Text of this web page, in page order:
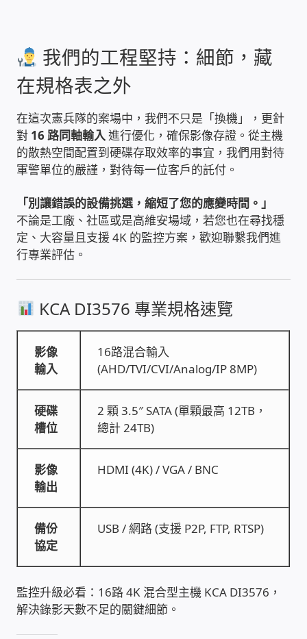
數位廣告看板播放器
電腦 工具 軟體 手冊
網路規劃架設
NAS到府安裝服務
出租套房出租 網路維護管理 房東免煩惱
WIFI Wi-Fi 無線熱點 無線網路
網路硬體設備
居易科技DrayTek/裕笠科技Ublink
印表列印伺服器
虛擬機 Virtual machine VirtualBox Hyper-V
VMware
網路 到府檢測 連線設定
光纖網路
我們的工程堅持：細節，藏
在規格表之外
在這次憲兵隊的案場中，我們不只是「換機」，更針
對 16 路同軸輸入進行優化，確保影像存證。從主機
的散熱空間配置到硬碟存取效率的事宜，我們用對待
軍警單位的嚴謹，對待每一位客戶的託付。
「別讓錯誤的設備挑選，縮短了您的應變時間。」
不論是工廠、社區或是高維安場域，若您也在尋找穩
定、大容量且支援 4K 的監控方案，歡迎聯繫我們進
行專業評估。
KCA DI3576 專業規格速覽
影像
輸入
16路混合輸入
(AHD/TVI/CVI/Analog/IP 8MP)
硬碟
槽位
2 顆 3.5″ SATA (單顆最高 12TB，
總計 24TB)
影像
輸出
HDMI (4K) / VGA / BNC
備份
協定
USB / 網路 (支援 P2P, FTP, RTSP)
監控升級必看：16路 4K 混合型主機 KCA DI3576，
解決錄影天數不足的關鍵細節。